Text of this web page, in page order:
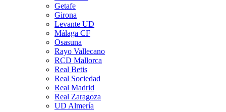
Getafe
Girona
Levante UD
Málaga CF
Osasuna
Rayo Vallecano
RCD Mallorca
Real Betis
Real Sociedad
Real Madrid
Real Zaragoza
UD Almería